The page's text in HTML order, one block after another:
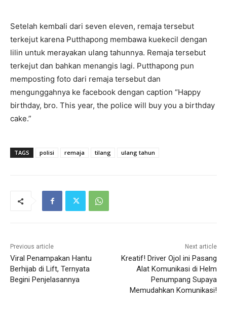
Setelah kembali dari seven eleven, remaja tersebut
terkejut karena Putthapong membawa kuekecil dengan
lilin untuk merayakan ulang tahunnya. Remaja tersebut
terkejut dan bahkan menangis lagi. Putthapong pun
memposting foto dari remaja tersebut dan
mengunggahnya ke facebook dengan caption “Happy
birthday, bro. This year, the police will buy you a birthday
cake.”
TAGS polisi remaja tilang ulang tahun
Previous article
Viral Penampakan Hantu
Berhijab di Lift, Ternyata
Begini Penjelasannya
Next article
Kreatif! Driver Ojol ini Pasang
Alat Komunikasi di Helm
Penumpang Supaya
Memudahkan Komunikasi!